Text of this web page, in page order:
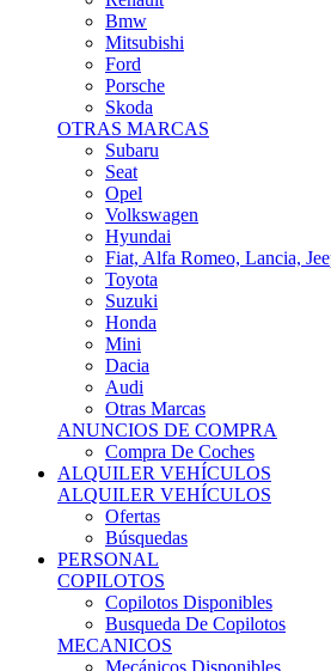
Mitsubishi
Ford
Porsche
Skoda
OTRAS MARCAS
Subaru
Seat
Opel
Volkswagen
Hyundai
Fiat, Alfa Romeo, Lancia, Jeep
Toyota
Suzuki
Honda
Mini
Dacia
Audi
Otras Marcas
ANUNCIOS DE COMPRA
Compra De Coches
ALQUILER VEHÍCULOS
ALQUILER VEHÍCULOS
Ofertas
Búsquedas
PERSONAL
COPILOTOS
Copilotos Disponibles
Busqueda De Copilotos
MECANICOS
Mecánicos Disponibles
Búsqueda De Mecánicos